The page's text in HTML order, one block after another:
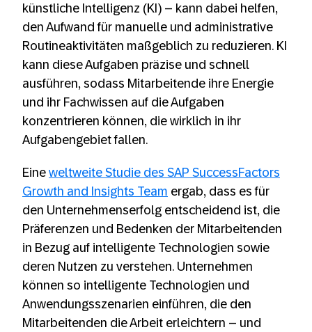
künstliche Intelligenz (KI) – kann dabei helfen,
den Aufwand für manuelle und administrative
Routineaktivitäten maßgeblich zu reduzieren. KI
kann diese Aufgaben präzise und schnell
ausführen, sodass Mitarbeitende ihre Energie
und ihr Fachwissen auf die Aufgaben
konzentrieren können, die wirklich in ihr
Aufgabengebiet fallen.
Eine weltweite Studie des SAP SuccessFactors
Growth and Insights Team ergab, dass es für
den Unternehmenserfolg entscheidend ist, die
Präferenzen und Bedenken der Mitarbeitenden
in Bezug auf intelligente Technologien sowie
deren Nutzen zu verstehen. Unternehmen
können so intelligente Technologien und
Anwendungsszenarien einführen, die den
Mitarbeitenden die Arbeit erleichtern – und